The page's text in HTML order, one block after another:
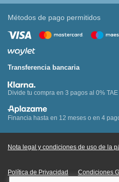
Métodos de pago permitidos
Transferencia bancaria
Divide tu compra en 3 pagos al 0% TAE
Financia hasta en 12 meses o en 4
Nota legal y condiciones de uso de la
Política de Privacidad Condiciones